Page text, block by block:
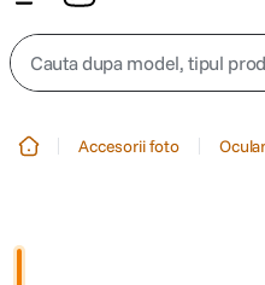
Cauta dupa model, tipul
Accesorii foto